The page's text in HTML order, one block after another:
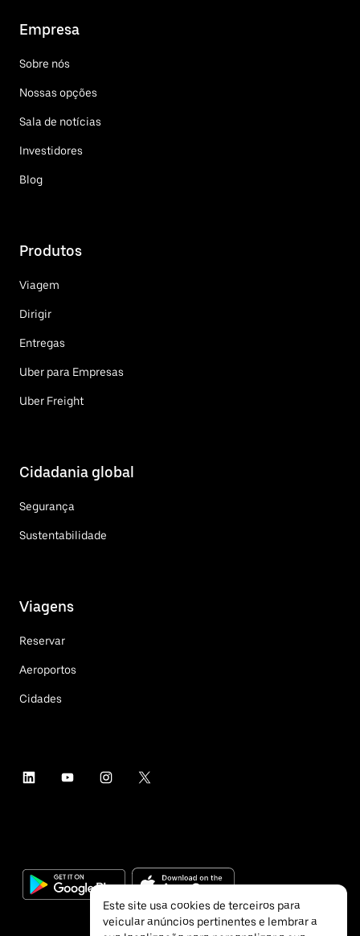
Empresa
Sobre nós
Nossas opções
Sala de notícias
Investidores
Blog
Produtos
Viagem
Dirigir
Entregas
Uber para Empresas
Uber Freight
Cidadania global
Segurança
Sustentabilidade
Viagens
Reservar
Aeroportos
Cidades
Este site usa cookies de terceiros para
veicular anúncios pertinentes e lembrar a